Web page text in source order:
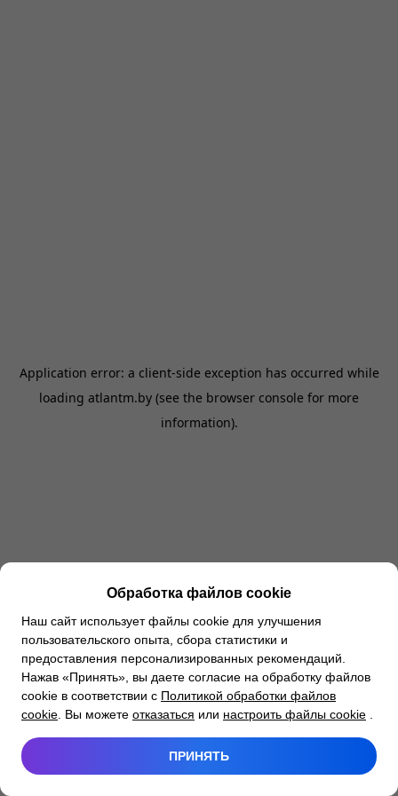
Application error: a client-side exception has occurred while
loading atlantm.by (see the browser console for more
information).
Обработка файлов cookie
Наш сайт использует файлы cookie для улучшения
пользовательского опыта, сбора статистики и
предоставления персонализированных рекомендаций.
Нажав «Принять», вы даете согласие на обработку файлов
cookie в соответствии с Политикой обработки файлов
cookie . Вы можете отказаться или настроить файлы cookie
ПРИНЯТЬ